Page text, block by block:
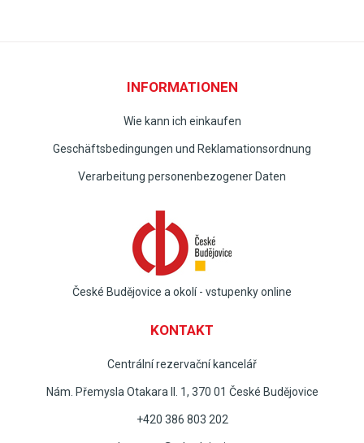
INFORMATIONEN
Wie kann ich einkaufen
Geschäftsbedingungen und Reklamationsordnung
Verarbeitung personenbezogener Daten
České Budějovice a okolí - vstupenky online
KONTAKT
Centrální rezervační kancelář
Nám. Přemysla Otakara II. 1, 370 01 České Budějovice
+420 386 803 202